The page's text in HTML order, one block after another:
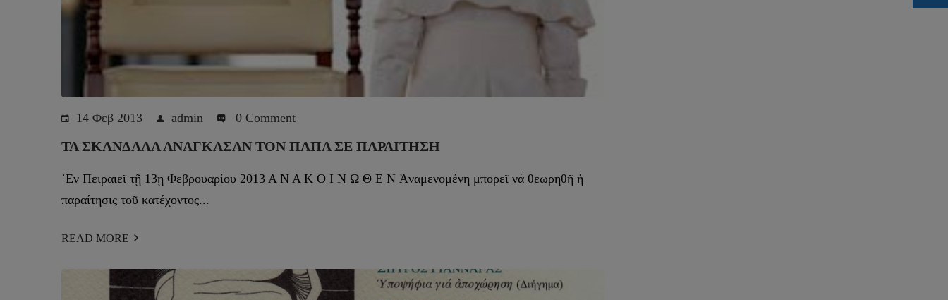
14 Φεβ 2013 admin 0 Comment
ΤΑ ΣΚΆΝΔΑΛΑ ΑΝΆΓΚΑΣΑΝ ΤΟΝ ΠΆΠΑ ΣΕ ΠΑΡΑΊΤΗΣΗ
᾿Εν Πειραιεῖ τῇ 13ῃ Φεβρουαρίου 2013 Α Ν Α Κ Ο Ι Ν Ω Θ Ε Ν Ἀναμενομένη μπορεῖ νά θεωρηθῆ ἡ
παραίτησις τοῦ κατέχοντος...
READ MORE